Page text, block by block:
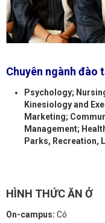
Chuyên ngành đào
Psychology;
Kinesiology and
Marketing;
Management;
Parks, Recreation,
HÌNH THỨC ĂN Ở
On-campus: Có